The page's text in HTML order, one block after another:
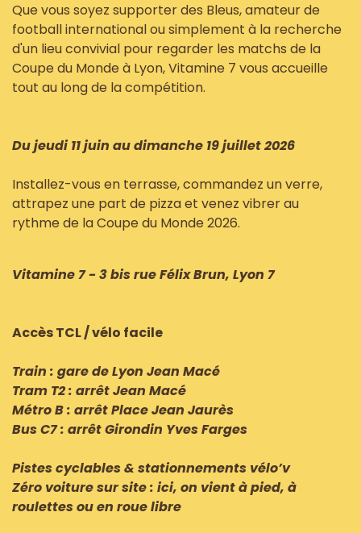
Que vous soyez supporter des Bleus, amateur de
football international ou simplement à la recherche
d'un lieu convivial pour regarder les matchs de la
Coupe du Monde à Lyon, Vitamine 7 vous accueille
tout au long de la compétition.
Du jeudi 11 juin au dimanche 19 juillet 2026
Installez-vous en terrasse, commandez un verre,
attrapez une part de pizza et venez vibrer au
rythme de la Coupe du Monde 2026.
Vitamine 7 - 3 bis rue Félix Brun, Lyon 7
Accès TCL / vélo facile
Train : gare de Lyon Jean Macé
Tram T2 : arrêt Jean Macé
Métro B : arrêt Place Jean Jaurès
Bus C7 : arrêt Girondin Yves Farges
Pistes cyclables & stationnements vélo’v
Zéro voiture sur site : ici, on vient à pied, à
roulettes ou en roue libre